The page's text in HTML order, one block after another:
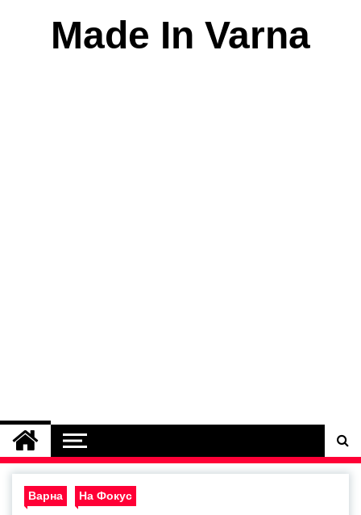
Made In Varna
Варна На Фокус